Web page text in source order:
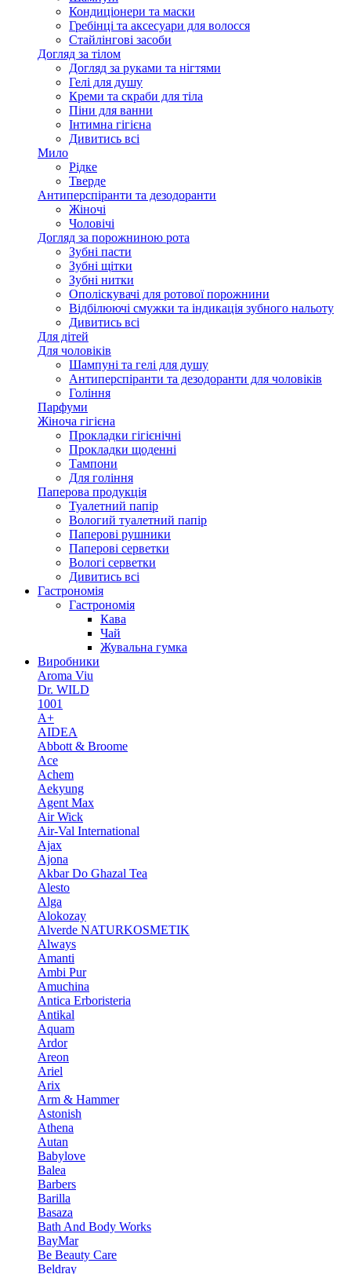
Кондиціонери та маски
Гребінці та аксесуари для волосся
Стайлінгові засоби
Догляд за тілом
Догляд за руками та нігтями
Гелі для душу
Креми та скраби для тіла
Піни для ванни
Інтимна гігієна
Дивитись всі
Мило
Рідке
Тверде
Антиперспіранти та дезодоранти
Жіночі
Чоловічі
Догляд за порожниною рота
Зубні пасти
Зубні щітки
Зубні нитки
Ополіскувачі для ротової порожнини
Відбілюючі смужки та індикація зубного нальоту
Дивитись всі
Для дітей
Для чоловіків
Шампуні та гелі для душу
Антиперспіранти та дезодоранти для чоловіків
Гоління
Парфуми
Жіноча гігієна
Прокладки гігієнічні
Прокладки щоденні
Тампони
Для гоління
Паперова продукція
Туалетний папір
Вологий туалетний папір
Паперові рушники
Паперові серветки
Вологі серветки
Дивитись всі
Гастрономія
Гастрономія
Кава
Чай
Жувальна гумка
Виробники
Aroma Viu
Dr. WILD
1001
A+
AIDEA
Abbott & Broome
Ace
Achem
Aekyung
Agent Max
Air Wick
Air-Val International
Ajax
Ajona
Akbar Do Ghazal Tea
Alesto
Alga
Alokozay
Alverde NATURKOSMETIK
Always
Amanti
Ambi Pur
Amuchina
Antica Erboristeria
Antikal
Aquam
Ardor
Areon
Ariel
Arix
Arm & Hammer
Astonish
Athena
Autan
Babylove
Balea
Barbers
Barilla
Basaza
Bath And Body Works
BayMar
Be Beauty Care
Beldray